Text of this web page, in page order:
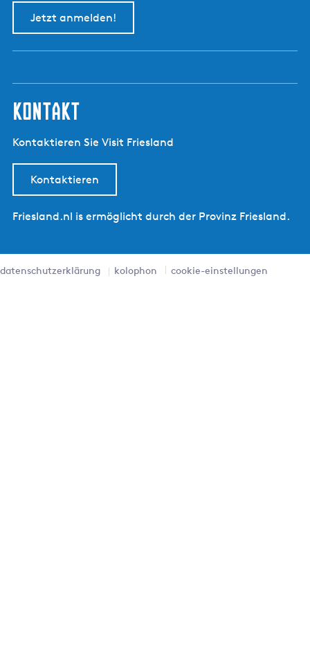
Jetzt anmelden!
kontakt
Kontaktieren Sie Visit Friesland
Kontaktieren
Friesland.nl is ermöglicht durch der Provinz Friesland.
datenschutzerklärung kolophon cookie-einstellungen